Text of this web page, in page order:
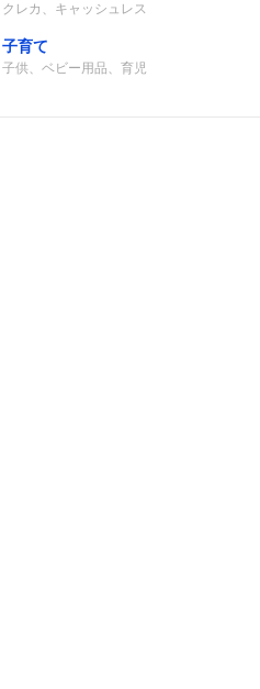
クレカ、キャッシュレス
子育て
子供、ベビー用品、育児